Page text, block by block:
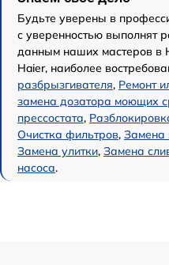
Будьте уверены в
с уверенностью выполнят
данным наших мастеров в
Haier, наиболее
разбрызгивателя, Ремонт
замена дозатора моющих
прессостата,
Очистка фильтров, Замена
Замена улитки, Замена
насоса.